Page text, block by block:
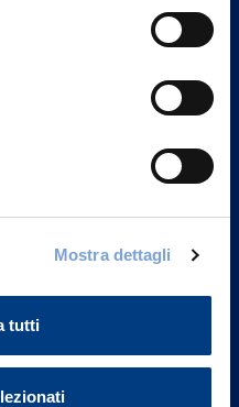
Mostra dettagli
tutti